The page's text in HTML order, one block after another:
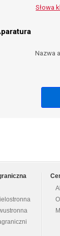
Słowa
Nazwa